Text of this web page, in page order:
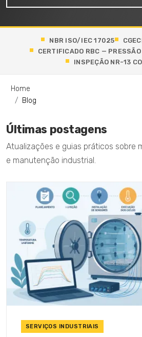
NBR ISO/IEC 17025
CERTIFICADO RBC —
INSPEÇÃO NR-13
Home
Blog
Últimas postagens
Atualizações e guias práticos sobre
e manutenção industrial.
SERVIÇOS INDUSTRIAIS